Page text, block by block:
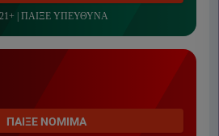
| ΠΑΙΞΕ ΥΠΕΥΘΥΝΑ
ΠΑΙΞΕ ΝΟΜΙΜΑ